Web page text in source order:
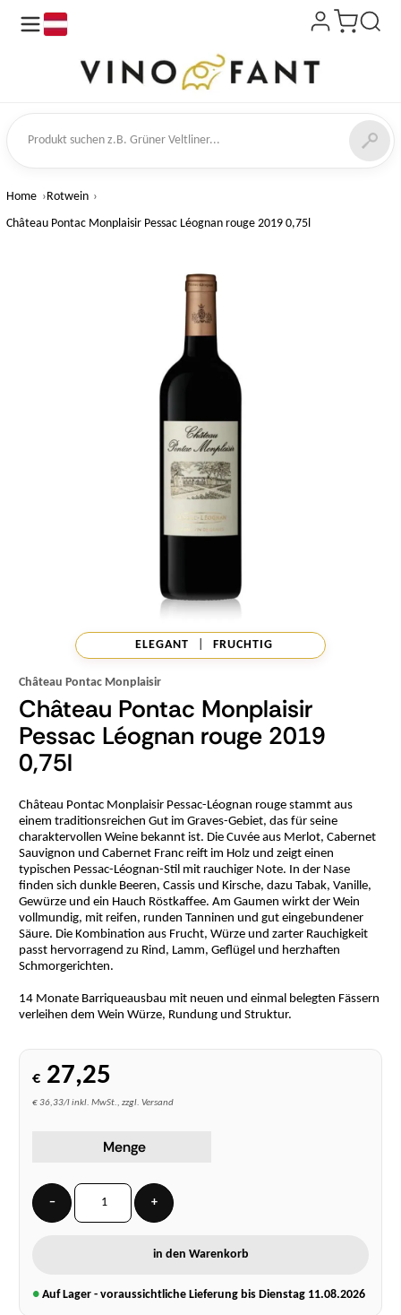
suchen
Home
Rotwein
Château Pontac Monplaisir Pessac Léognan rouge 2019 0,75l
ELEGANT FRUCHTIG
Château Pontac Monplaisir
Château Pontac Monplaisir
Pessac Léognan rouge 2019
0,75l
Château Pontac Monplaisir Pessac-Léognan rouge stammt aus
einem traditionsreichen Gut im Graves-Gebiet, das für seine
charaktervollen Weine bekannt ist. Die Cuvée aus Merlot, Cabernet
Sauvignon und Cabernet Franc reift im Holz und zeigt einen
typischen Pessac-Léognan-Stil mit rauchiger Note. In der Nase
finden sich dunkle Beeren, Cassis und Kirsche, dazu Tabak, Vanille,
Gewürze und ein Hauch Röstkaffee. Am Gaumen wirkt der Wein
vollmundig, mit reifen, runden Tanninen und gut eingebundener
Säure. Die Kombination aus Frucht, Würze und zarter Rauchigkeit
passt hervorragend zu Rind, Lamm, Geflügel und herzhaften
Schmorgerichten.
14 Monate Barriqueausbau mit neuen und einmal belegten Fässern
verleihen dem Wein Würze, Rundung und Struktur.
€ 27,25
€ 36,33/l inkl. MwSt., zzgl. Versand
Menge
− +
in den Warenkorb
● Auf Lager - voraussichtliche Lieferung bis Dienstag 11.08.2026